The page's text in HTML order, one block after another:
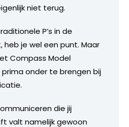
niet terug.
P’s in de
heb je wel een punt. Maar
Compass Model
onder te brengen bij
die jij
valt namelijk gewoon